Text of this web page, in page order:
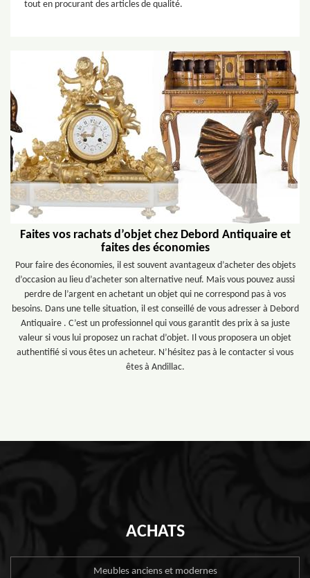
tout en procurant des articles de qualité.
Faites vos rachats d’objet chez Debord Antiquaire et
faites des économies
Pour faire des économies, il est souvent avantageux d’acheter des objets
d’occasion au lieu d’acheter son alternative neuf. Mais vous pouvez aussi
perdre de l’argent en achetant un objet qui ne correspond pas à vos
besoins. Dans une telle situation, il est conseillé de vous adresser à Debord
Antiquaire . C’est un professionnel qui vous garantit des prix à sa juste
valeur si vous lui proposez un rachat d’objet. Il vous proposera un objet
authentifié si vous êtes un acheteur. N’hésitez pas à le contacter si vous
êtes à Andillac.
ACHATS
Meubles anciens et modernes